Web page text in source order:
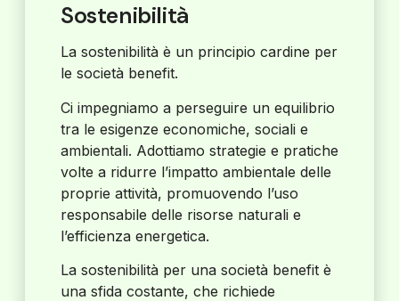
Sostenibilità
La sostenibilità è un principio cardine per
le società benefit.
Ci impegniamo a perseguire un equilibrio
tra le esigenze economiche, sociali e
ambientali. Adottiamo strategie e pratiche
volte a ridurre l’impatto ambientale delle
proprie attività, promuovendo l’uso
responsabile delle risorse naturali e
l’efficienza energetica.
La sostenibilità per una società benefit è
una sfida costante, che richiede